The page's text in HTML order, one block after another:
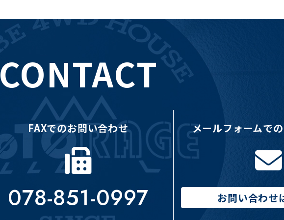
CONTACT
FAXでのお問い合わせ
078-851-0997
メールフォームで
お問い合わせ